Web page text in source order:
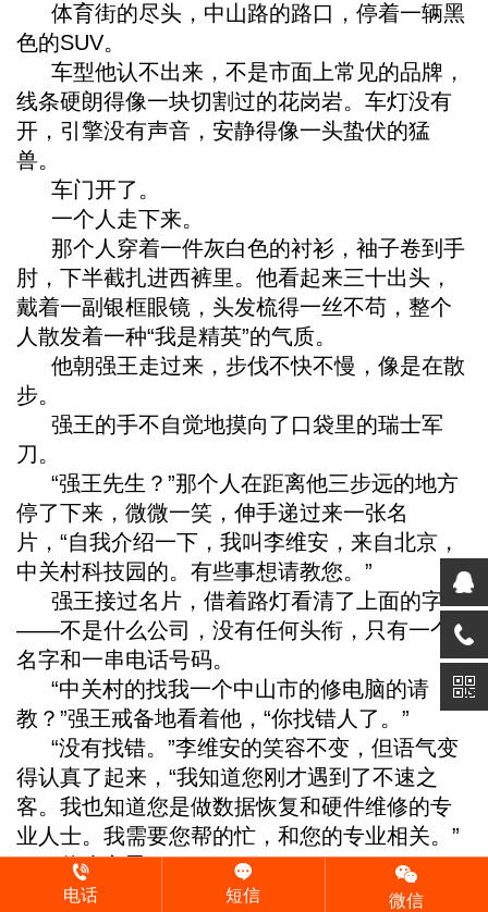
体育街的尽头，中山路的路口，停着一辆黑
色的SUV。
车型他认不出来，不是市面上常见的品牌，
线条硬朗得像一块切割过的花岗岩。车灯没有
开，引擎没有声音，安静得像一头蛰伏的猛
兽。
车门开了。
一个人走下来。
那个人穿着一件灰白色的衬衫，袖子卷到手
肘，下半截扎进西裤里。他看起来三十出头，
戴着一副银框眼镜，头发梳得一丝不苟，整个
人散发着一种“我是精英”的气质。
他朝强王走过来，步伐不快不慢，像是在散
步。
强王的手不自觉地摸向了口袋里的瑞士军
刀。
“强王先生？”那个人在距离他三步远的地方
停了下来，微微一笑，伸手递过来一张名
片，“自我介绍一下，我叫李维安，来自北京，
中关村科技园的。有些事想请教您。”
强王接过名片，借着路灯看清了上面的字
——不是什么公司，没有任何头衔，只有一个
名字和一串电话号码。
“中关村的找我一个中山市的修电脑的请
教？”强王戒备地看着他，“你找错人了。”
“没有找错。”李维安的笑容不变，但语气变
得认真了起来，“我知道您刚才遇到了不速之
客。我也知道您是做数据恢复和硬件维修的专
业人士。我需要您帮的忙，和您的专业相关。”
“什么意思？”
“您手里有一把螺丝刀。”李维安说这句话的
电话 短信 微信